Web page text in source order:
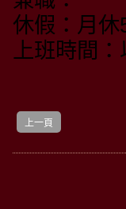
休假：月休
上班時間
上一頁